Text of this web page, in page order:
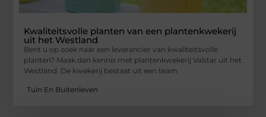
Kwaliteitsvolle planten van een plantenkwekerij
uit het Westland
Bent u op zoek naar een leverancier van kwaliteitsvolle
planten? Maak dan kennis met plantenkwekerij Valstar uit het
Westland. De kwekerij bestaat uit een team
Tuin En Buitenleven